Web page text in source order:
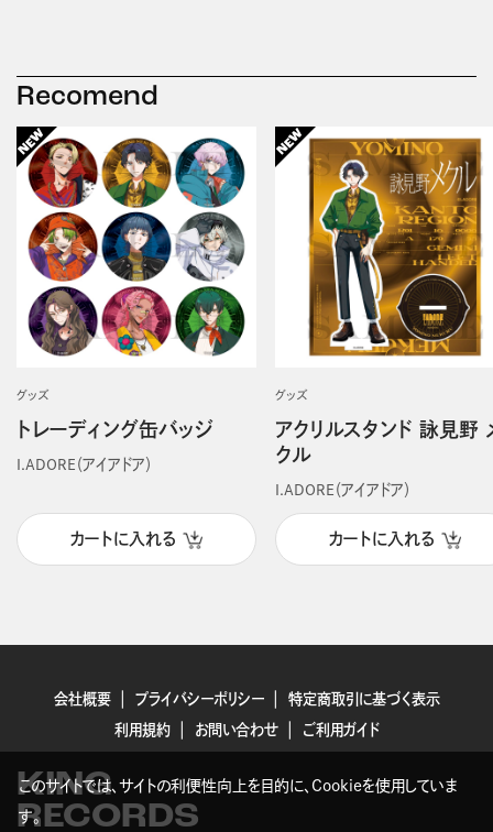
Recomend
グッズ
トレーディング缶バッジ
I.ADORE（アイアドア）
カートに入れる
グッズ
アクリルスタンド 詠見野
クル
I.ADORE（アイアドア）
カートに入れる
会社概要 プライバシーポリシー
特定商取引に基づく表示
利用規約
お問い合わせ ご利用ガイド
KING
RECORDS
このサイトでは、サイトの利便性向上を目的に、Cookieを使用していま
す。